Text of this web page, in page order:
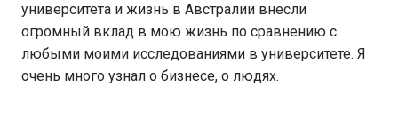
университета и жизнь в Австралии внесли
огромный вклад в мою жизнь по сравнению с
любыми моими исследованиями в университете. Я
очень много узнал о бизнесе, о людях.